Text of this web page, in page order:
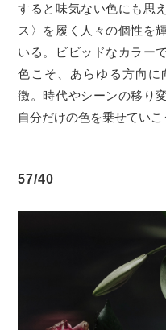
すると味気ない色にも思
ス〉を履く人々の個性を
いる。ビビッドなカラー
色こそ、あらゆる方向
徴。時代やシーンの移り
自分だけの色を乗せていこ
57/40